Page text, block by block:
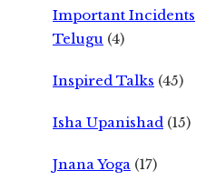
Important Incidents
Telugu (4)
Inspired Talks (45)
Isha Upanishad (15)
Jnana Yoga (17)